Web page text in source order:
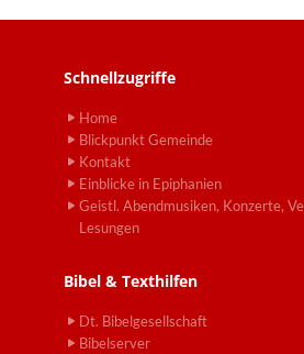
Schnellzugriffe
Home
Blickpunkt Gemeinde
Kontakt
Einblicke in Epiphanien
Geistl. Abendmusiken, Konzerte,
Lesungen
Bibel & Texthilfen
Dt. Bibelgesellschaft
Bibelserver